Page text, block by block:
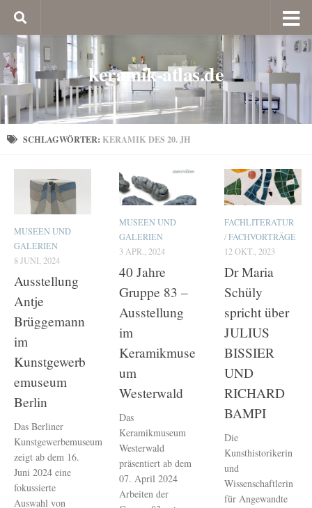
keramik-atlas.de
SCHLAGWÖRTER: KERAMIK DES 20. JH
MUSEEN UND
GALERIEN
8 JUNI, 2024
Ausstellung
Antje
Brüggemann
im
Kunstgewerb
emuseum
Berlin
Das Berliner
Kunstgewerbemuseum
zeigt ab dem 16.
Juni 2024 eine
fokussierte
Auswahl von
MUSEEN UND
GALERIEN
3 APR., 2024
40 Jahre
Gruppe 83 –
Ausstellung
im
Keramikmuse
um
Westerwald
Das
Keramikmuseum
Westerwald
präsentiert ab dem
07. April 2024
Arbeiten der
FACHLITERATUR
/FACHVORTRÄGE
12 OKT., 2023
Dr Maria
Schüly
spricht über
JULIUS
BISSIER
UND
RICHARD
BAMPI
Die
Kunsthistorikerin
und
Wissenschaftlerin
für Angewandte